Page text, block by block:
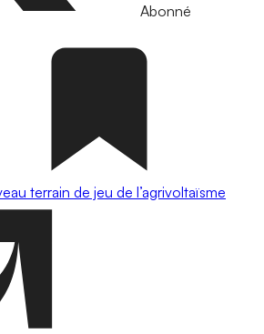
Abonné
terrain de jeu de l’agrivoltaïsme